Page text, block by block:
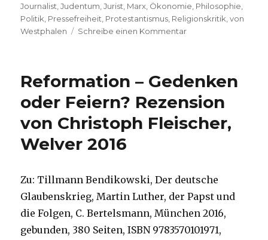
Journalist ,Judentum ,Jurist Marx Ökonomie Philosophie
Politik Pressefreiheit Protestantismus Religionskritik ,von
Westphalen
Schreibe einen Kommentarzu
von
Christoph
Fleischer,
Welver
2018
Reformation – Gedenken
oder Feiern? Rezension
von Christoph Fleischer,
Welver 2016
Zu: Tillmann Bendikowski, Der deutsche
Glaubenskrieg, Martin Luther, der Papst und
die Folgen, C. Bertelsmann, München 2016,
gebunden, 380 Seiten, ISBN 9783570101971,